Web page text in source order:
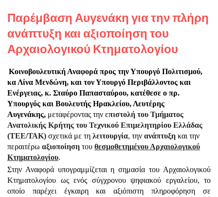
Παρέμβαση Αυγενάκη για την πλήρη
ανάπτυξη και αξιοποίηση του
Αρχαιολογικού Κτηματολογίου
Κοινοβουλευτική Αναφορά προς την Υπουργό Πολιτισμού,
κα Λίνα Μενδώνη, και τον Υπουργό Περιβάλλοντος και
Ενέργειας, κ. Σταύρο Παπασταύρου, κατέθεσε ο πρ.
Υπουργός και Βουλευτής Ηρακλείου, Λευτέρης
Αυγενάκης, μεταφέροντας την επιστολή του Τμήματος
Ανατολικής Κρήτης του Τεχνικού Επιμελητηρίου Ελλάδας
(ΤΕΕ/ΤΑΚ) σχετικά με τη λειτουργία, την ανάπτυξη και την
περαιτέρω αξιοποίηση του θεσμοθετημένου Αρχαιολογικού
Κτηματολογίου.
Στην Αναφορά υπογραμμίζεται η σημασία του Αρχαιολογικού
Κτηματολογίου ως ενός σύγχρονου ψηφιακού εργαλείου, το
οποίο παρέχει έγκαιρη και αξιόπιστη πληροφόρηση σε